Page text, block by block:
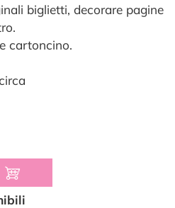
biglietti, decorare pagine
cartoncino.